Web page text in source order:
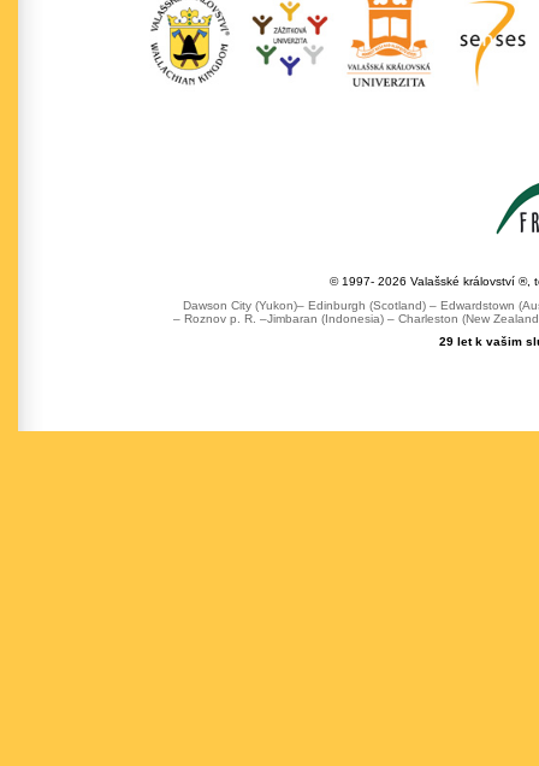
© 1997- 2026 Valašské království ®,
Dawson City (Yukon)– Edinburgh (Scotland) – Edwardstown
– Roznov p. R. –Jimbaran (Indonesia) – Charleston (New
29 let k vašim